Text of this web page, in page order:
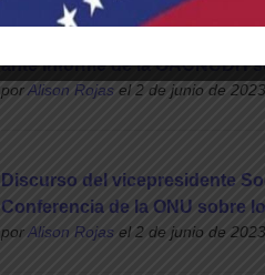
Intervención del embajador
ante Informe de la OACNUDH
porAlison Rojas el 2 de junio de
Discurso del vicepresidente
Conferencia de la ONU sobre
porAlison Rojas el 2 de junio de